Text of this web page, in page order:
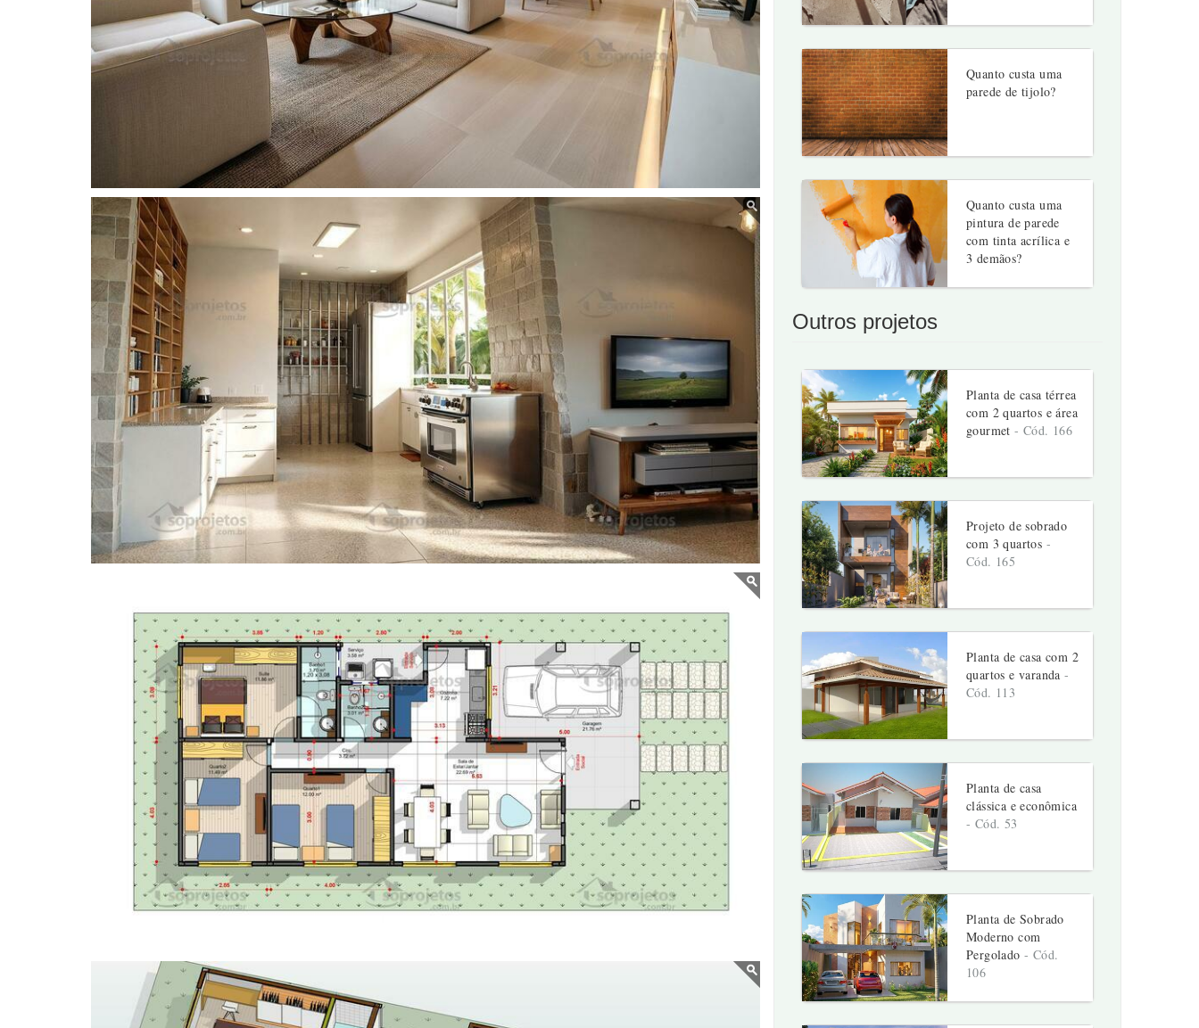
Quanto custa uma
parede de tijolo?
Quanto custa uma
pintura de parede
com tinta acrílica e
3 demãos?
Outros projetos
Planta de casa térrea
com 2 quartos e área
gourmet- Cód. 166
Projeto de sobrado
com 3 quartos -
Cód. 165
Planta de casa com 2
quartos e varanda-
Cód. 113
Planta de casa
clássica e econômica
- Cód. 53
Planta de Sobrado
Moderno com
Pergolado- Cód.
106